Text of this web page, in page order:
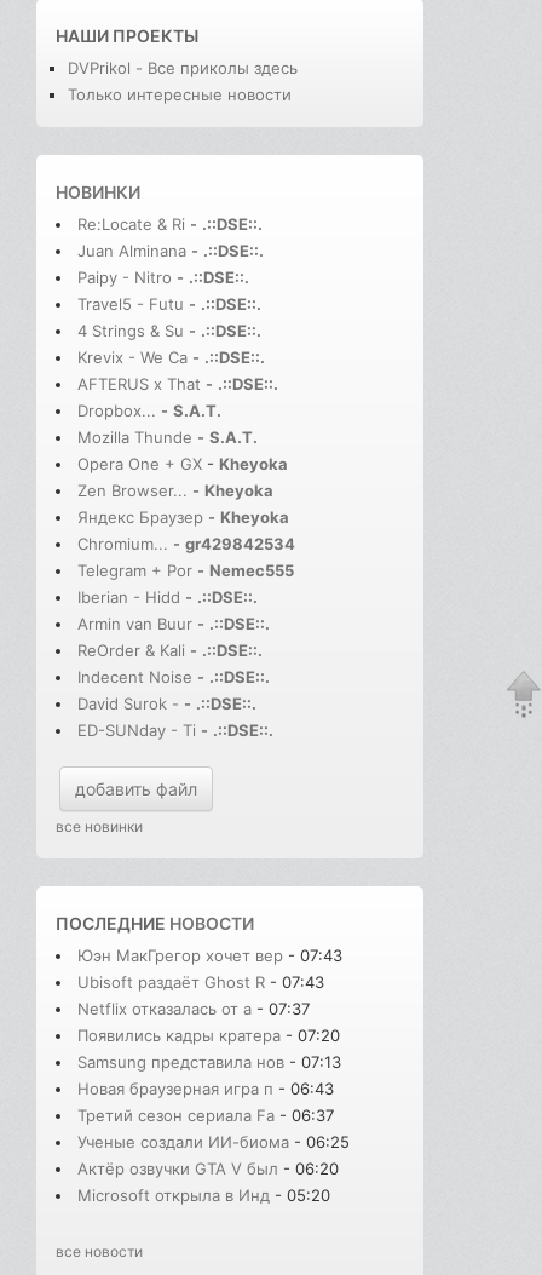
НАШИ ПРОЕКТЫ
DVPrikol - Все приколы здесь
Только интересные новости
НОВИНКИ
Re:Locate & Ri - .::DSE::.
Juan Alminana - .::DSE::.
Paipy - Nitro - .::DSE::.
Travel5 - Futu - .::DSE::.
4 Strings & Su - .::DSE::.
Krevix - We Ca - .::DSE::.
AFTERUS x That - .::DSE::.
Dropbox... - S.A.T.
Mozilla Thunde - S.A.T.
Opera One + GX - Kheyoka
Zen Browser... - Kheyoka
Яндекс Браузер - Kheyoka
Chromium... - gr429842534
Telegram + Por - Nemec555
Iberian - Hidd - .::DSE::.
Armin van Buur - .::DSE::.
ReOrder & Kali - .::DSE::.
Indecent Noise - .::DSE::.
David Surok - - .::DSE::.
ED-SUNday - Ti - .::DSE::.
добавить файл
все новинки
ПОСЛЕДНИЕ НОВОСТИ
Юэн МакГрегор хочет вер - 07:43
Ubisoft раздаёт Ghost R - 07:43
Netflix отказалась от а - 07:37
Появились кадры кратера - 07:20
Samsung представила нов - 07:13
Новая браузерная игра п - 06:43
Третий сезон сериала Fa - 06:37
Ученые создали ИИ-биома - 06:25
Актёр озвучки GTA V был - 06:20
Microsoft открыла в Инд - 05:20
все новости